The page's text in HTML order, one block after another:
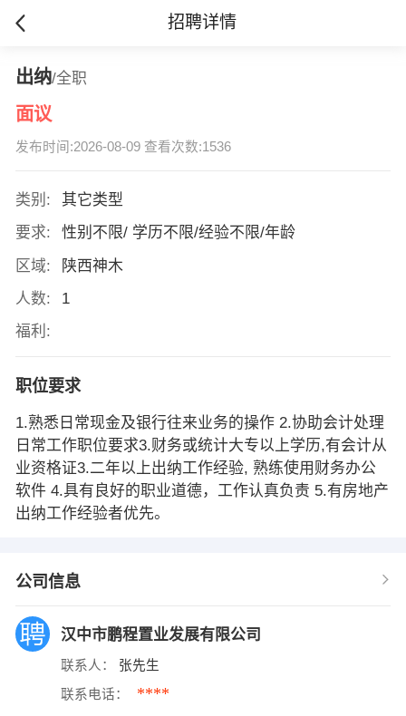
招聘详情
出纳/全职
面议
发布时间:2026-08-09 查看次数:1536
类别:
其它类型
要求:
性别不限/ 学历不限/经验不限/年龄
区域:
陕西神木
人数:
1
福利:
职位要求
1.熟悉日常现金及银行往来业务的操作 2.协助会计处理
日常工作职位要求3.财务或统计大专以上学历,有会计从
业资格证3.二年以上出纳工作经验, 熟练使用财务办公
软件 4.具有良好的职业道德，工作认真负责 5.有房地产
出纳工作经验者优先。
公司信息
汉中市鹏程置业发展有限公司
联系人： 张先生
联系电话： ****